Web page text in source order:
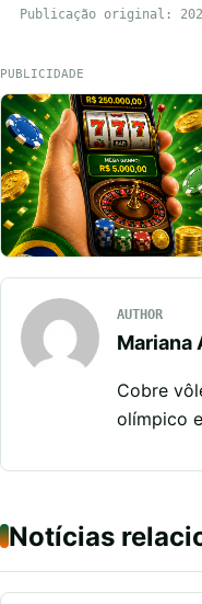
Publicação original:
PUBLICIDADE
AUTHOR
Mariana
Cobre
olímpico
Notícias